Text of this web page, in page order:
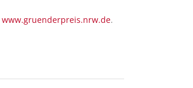
www.gruenderpreis.nrw.de.